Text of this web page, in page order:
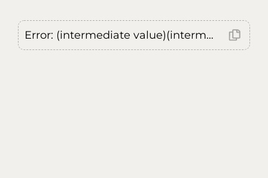
Error: (intermediate value)(intermediate value)(intermediate value).replaceAll is not a function